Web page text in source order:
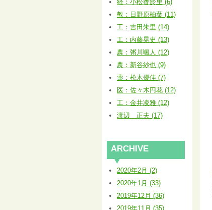
経：小松香於里 (6)
教：日野原柚葉 (11)
工：吉田朱里 (14)
工：内藤晃史 (13)
農：粥川颯人 (12)
農：新谷紗也 (9)
薬：松木優佳 (7)
医：佐々木円花 (12)
工：金井凌雅 (12)
渡辺 正夫 (17)
ARCHIVE
2020年2月 (2)
2020年1月 (33)
2019年12月 (36)
2019年11月 (35)